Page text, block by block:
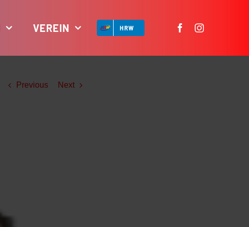
VEREIN HRW
Previous Next